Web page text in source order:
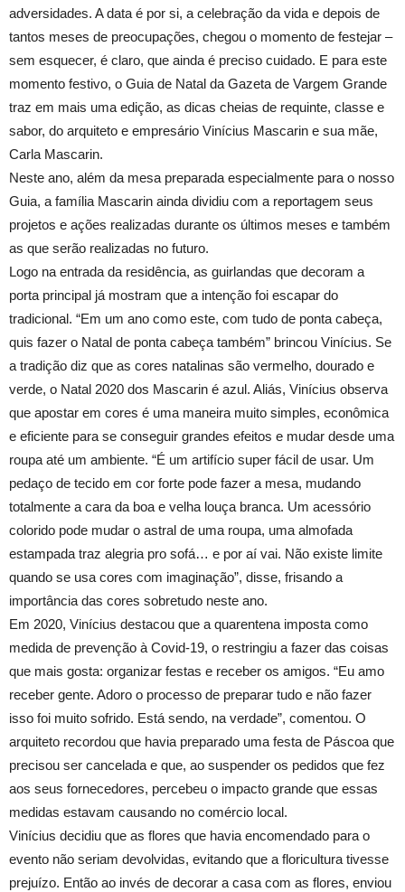
adversidades. A data é por si, a celebração da vida e depois de
tantos meses de preocupações, chegou o momento de festejar –
sem esquecer, é claro, que ainda é preciso cuidado. E para este
momento festivo, o Guia de Natal da Gazeta de Vargem Grande
traz em mais uma edição, as dicas cheias de requinte, classe e
sabor, do arquiteto e empresário Vinícius Mascarin e sua mãe,
Carla Mascarin.
Neste ano, além da mesa preparada especialmente para o nosso
Guia, a família Mascarin ainda dividiu com a reportagem seus
projetos e ações realizadas durante os últimos meses e também
as que serão realizadas no futuro.
Logo na entrada da residência, as guirlandas que decoram a
porta principal já mostram que a intenção foi escapar do
tradicional. “Em um ano como este, com tudo de ponta cabeça,
quis fazer o Natal de ponta cabeça também” brincou Vinícius. Se
a tradição diz que as cores natalinas são vermelho, dourado e
verde, o Natal 2020 dos Mascarin é azul. Aliás, Vinícius observa
que apostar em cores é uma maneira muito simples, econômica
e eficiente para se conseguir grandes efeitos e mudar desde uma
roupa até um ambiente. “É um artifício super fácil de usar. Um
pedaço de tecido em cor forte pode fazer a mesa, mudando
totalmente a cara da boa e velha louça branca. Um acessório
colorido pode mudar o astral de uma roupa, uma almofada
estampada traz alegria pro sofá… e por aí vai. Não existe limite
quando se usa cores com imaginação”, disse, frisando a
importância das cores sobretudo neste ano.
Em 2020, Vinícius destacou que a quarentena imposta como
medida de prevenção à Covid-19, o restringiu a fazer das coisas
que mais gosta: organizar festas e receber os amigos. “Eu amo
receber gente. Adoro o processo de preparar tudo e não fazer
isso foi muito sofrido. Está sendo, na verdade”, comentou. O
arquiteto recordou que havia preparado uma festa de Páscoa que
precisou ser cancelada e que, ao suspender os pedidos que fez
aos seus fornecedores, percebeu o impacto grande que essas
medidas estavam causando no comércio local.
Vinícius decidiu que as flores que havia encomendado para o
evento não seriam devolvidas, evitando que a floricultura tivesse
prejuízo. Então ao invés de decorar a casa com as flores, enviou